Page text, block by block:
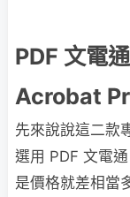
PDF 文電
Acrobat
先來說說這二款
選用 PDF 文電
是價格就差相當